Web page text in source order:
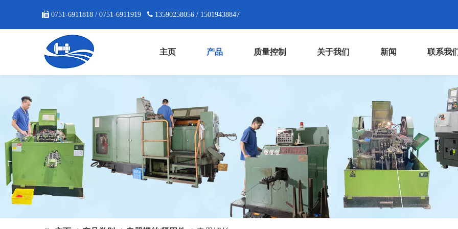
 0751-6911818 / 0751-6911919  13590258056 / 15019438847
主页 产品 质量控制 关于我们 新闻 联系我